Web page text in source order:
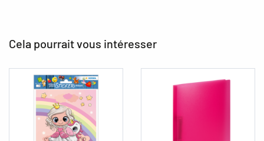
Cela pourrait vous intéresser